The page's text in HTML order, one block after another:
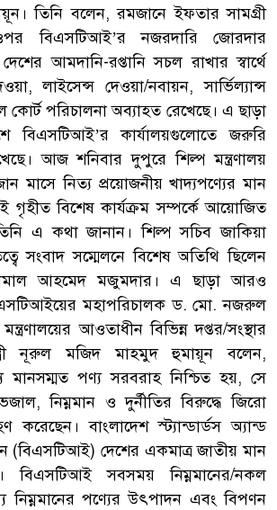
তিনি বলেন, রমজানে ইফতার সামগ্রী
ওপর বিএসটিআই’র নজরদারি জোরদার
আমদানি-রপ্তানি সচল রাখার স্বার্থে
লাইসেন্স দেওয়া/নবায়ন, সার্ভিল্যান্স
কোর্ট পরিচালনা অব্যাহত রেখেছে। এ ছাড়া
বিএসটিআই’র কার্যালয়গুলোতে জরুরি
আজ শনিবার দুপুরে শিল্প মন্ত্রণালয়
মাসে নিত্য প্রয়োজনীয় খাদ্যপণ্যের মান
গৃহীত বিশেষ কার্যক্রম সম্পর্কে আয়োজিত
এ কথা জানান। শিল্প সচিব জাকিয়া
সংবাদ সম্মেলনে বিশেষ অতিথি ছিলেন
কামাল আহমেদ মজুমদার। এ ছাড়া আরও
মহাপরিচালক ড. মো. নজরুল
আওতাধীন বিভিন্ন দপ্তর/সংস্থার
নূরুল মজিদ মাহমুদ হুমায়ূন বলেন,
মানসম্মত পণ্য সরবরাহ নিশ্চিত হয়, সে
ভেজাল, নিম্নমান ও দুর্নীতির বিরুদ্ধে জিরো
করেছেন। বাংলাদেশ স্ট্যান্ডার্ডস অ্যান্ড
(বিএসটিআই) দেশের একমাত্র জাতীয় মান
বিএসটিআই সবসময় নিম্নমানের/নকল
নিম্নমানের পণ্যের উৎপাদন এবং বিপণন